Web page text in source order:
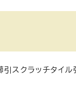
スクラッチタイ